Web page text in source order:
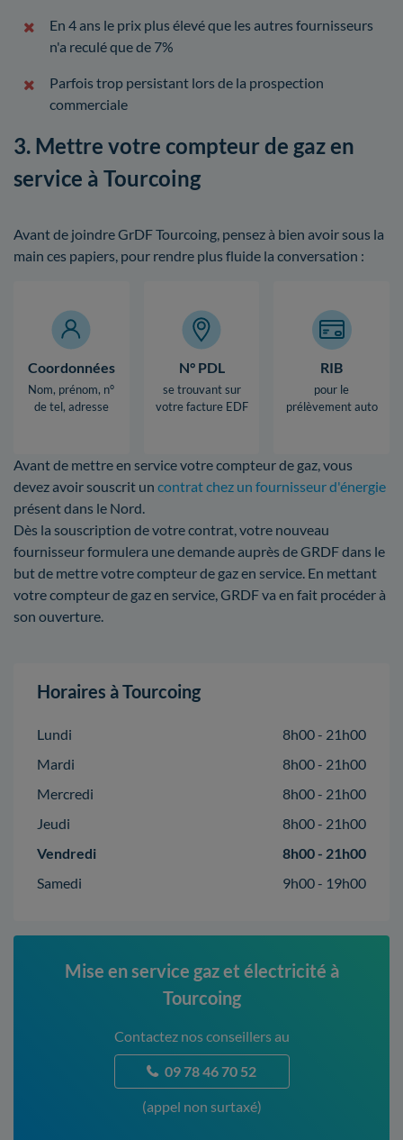
En 4 ans le prix plus élevé que les autres fournisseurs
n'a reculé que de 7%
Parfois trop persistant lors de la prospection
commerciale
3. Mettre votre compteur de gaz en
service à Tourcoing
Avant de joindre GrDF Tourcoing, pensez à bien avoir sous la
main ces papiers, pour rendre plus fluide la conversation :
Coordonnées
Nom, prénom, n°
de tel, adresse
N° PDL
se trouvant sur
votre facture EDF
RIB
pour le
prélèvement auto
Avant de mettre en service votre compteur de gaz, vous
devez avoir souscrit un contrat chez un fournisseur d'énergie
présent dans le Nord.
Dès la souscription de votre contrat, votre nouveau
fournisseur formulera une demande auprès de GRDF dans le
but de mettre votre compteur de gaz en service. En mettant
votre compteur de gaz en service, GRDF va en fait procéder à
son ouverture.
Horaires à Tourcoing
Lundi
8h00 - 21h00
Mardi
8h00 - 21h00
Mercredi
8h00 - 21h00
Jeudi
8h00 - 21h00
Vendredi
8h00 - 21h00
Samedi
9h00 - 19h00
Mise en service gaz et électricité à
Tourcoing
Contactez nos conseillers au
09 78 46 70 52
(appel non surtaxé)